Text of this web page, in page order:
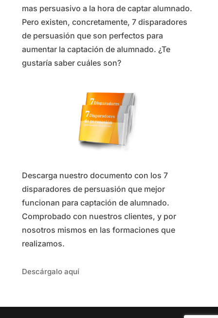
mas persuasivo a la hora de captar alumnado.
Pero existen, concretamente, 7 disparadores
de persuasión que son perfectos para
aumentar la captación de alumnado. ¿Te
gustaría saber cuáles son?
Descarga nuestro documento con los 7
disparadores de persuasión que mejor
funcionan para captación de alumnado.
Comprobado con nuestros clientes, y por
nosotros mismos en las formaciones que
realizamos.
Descárgalo aquí